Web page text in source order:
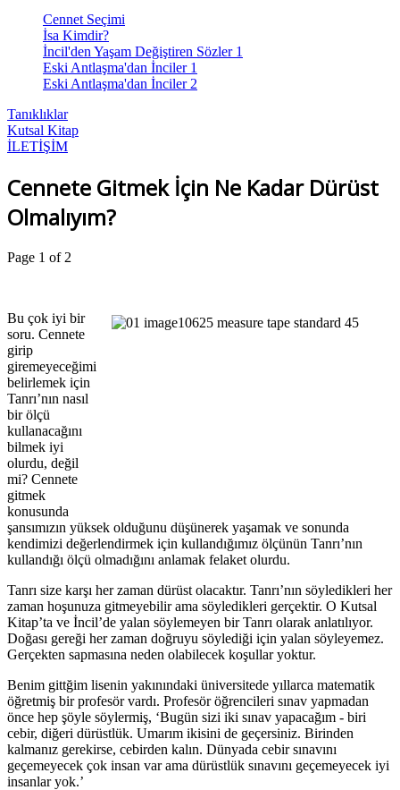
Cennet Seçimi
İsa Kimdir?
İncil'den Yaşam Değiştiren Sözler 1
Eski Antlaşma'dan İnciler 1
Eski Antlaşma'dan İnciler 2
Tanıklıklar
Kutsal Kitap
İLETİŞİM
Cennete Gitmek İçin Ne Kadar Dürüst
Olmalıyım?
Page 1 of 2
Bu çok iyi bir
soru. Cennete
girip
giremeyeceğimi
belirlemek için
Tanrı’nın nasıl
bir ölçü
kullanacağını
bilmek iyi
olurdu, değil
mi? Cennete
gitmek
konusunda
şansımızın yüksek olduğunu düşünerek yaşamak ve sonunda
kendimizi değerlendirmek için kullandığımız ölçünün Tanrı’nın
kullandığı ölçü olmadığını anlamak felaket olurdu.
Tanrı size karşı her zaman dürüst olacaktır. Tanrı’nın söyledikleri her
zaman hoşunuza gitmeyebilir ama söyledikleri gerçektir. O Kutsal
Kitap’ta ve İncil’de yalan söylemeyen bir Tanrı olarak anlatılıyor.
Doğası gereği her zaman doğruyu söylediği için yalan söyleyemez.
Gerçekten sapmasına neden olabilecek koşullar yoktur.
Benim gittğim lisenin yakınındaki üniversitede yıllarca matematik
öğretmiş bir profesör vardı. Profesör öğrencileri sınav yapmadan
önce hep şöyle söylermiş, ‘Bugün sizi iki sınav yapacağım - biri
cebir, diğeri dürüstlük. Umarım ikisini de geçersiniz. Birinden
kalmanız gerekirse, cebirden kalın. Dünyada cebir sınavını
geçemeyecek çok insan var ama dürüstlük sınavını geçemeyecek iyi
insanlar yok.’